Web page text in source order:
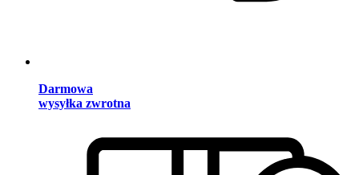
Darmowa
wysyłka zwrotna